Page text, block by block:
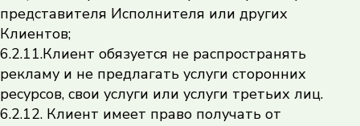
представителя Исполнителя или других
Клиентов;
6.2.11.Клиент обязуется не распространять
рекламу и не предлагать услуги сторонних
ресурсов, свои услуги или услуги третьих лиц.
6.2.12. Клиент имеет право получать от